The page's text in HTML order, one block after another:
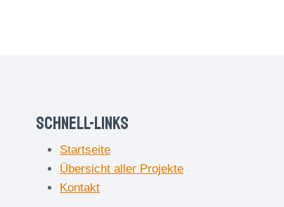
Schnell-Links
Startseite
Übersicht aller Projekte
Kontakt